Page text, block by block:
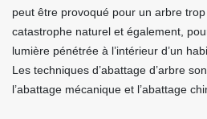
peut être provoqué pour un arbre
catastrophe naturel et également,
lumière pénétrée à l’intérieur d’un
Les techniques d’abattage d’arbre
l’abattage mécanique et l’abattage